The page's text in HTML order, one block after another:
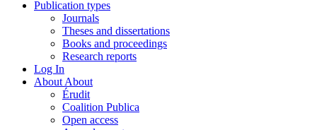
Publication types
Journals
Theses and dissertations
Books and proceedings
Research reports
Log In
About About
Érudit
Coalition Publica
Open access